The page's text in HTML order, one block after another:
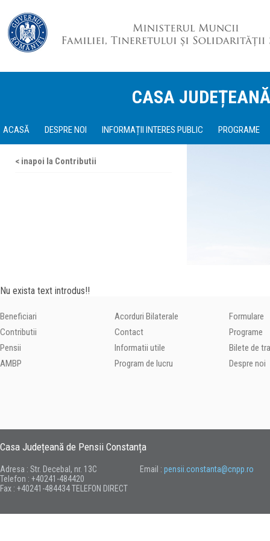
CASA
ACASĂ DESPRE NOI INFORMAȚII INTERES PUBLIC PROGRAME
< inapoi la Contributii
Nu exista text introdus!!
Beneficiari
Contributii
Pensii
AMBP
Acorduri Bilaterale
Contact
Informatii utile
Program de lucru
Formulare
Programe
Bilete de
Despre noi
Casa Județeană de Pensii Constanța
Adresa : Str. Decebal, nr. 13C
Telefon : +40241-484420
Fax : +40241-484434 TELEFON DIRECT
Email : pensii.constanta@cnpp.ro